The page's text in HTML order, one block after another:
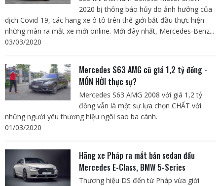
2020 bị thông báo hủy do ảnh hưởng của
dịch Covid-19, các hãng xe ô tô trên thế giới bắt đầu thực hiện
những màn ra mắt xe mới online. Mới đây nhất, Mercedes-Benz...
03/03/2020
Mercedes S63 AMG cũ giá 1,2 tỷ đồng -
MÓN HỜI thực sự?
Mercedes S63 AMG 2008 với giá 1,2 tỷ
đồng vẫn là một sự lựa chọn CHẤT với
những người yêu thương hiệu ngôi sao ba cánh.
01/03/2020
Hãng xe Pháp ra mắt bản sedan đấu
Mercedes E-Class, BMW 5-Series
Thương hiệu DS đến từ Pháp vừa giới